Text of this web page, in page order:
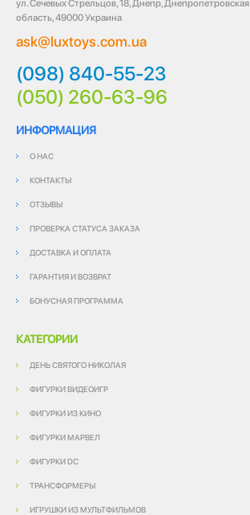
ул. Сечевых Стрельцов, 18, Днепр, Днепропетровская
область, 49000 Украина
ask@luxtoys.com.ua
(098) 840-55-23
(050) 260-63-96
ИНФОРМАЦИЯ
О НАС
КОНТАКТЫ
ОТЗЫВЫ
ПРОВЕРКА СТАТУСА ЗАКАЗА
ДОСТАВКА И ОПЛАТА
ГАРАНТИЯ И ВОЗВРАТ
БОНУСНАЯ ПРОГРАММА
КАТЕГОРИИ
ДЕНЬ СВЯТОГО НИКОЛАЯ
ФИГУРКИ ВИДЕОИГР
ФИГУРКИ ИЗ КИНО
ФИГУРКИ МАРВЕЛ
ФИГУРКИ DC
ТРАНСФОРМЕРЫ
ИГРУШКИ ИЗ МУЛЬТФИЛЬМОВ